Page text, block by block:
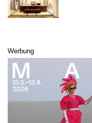
Werbung